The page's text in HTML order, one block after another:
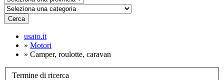
Cerca
usato.it
» Motori
» Camper, roulotte, caravan
Termine di ricerca